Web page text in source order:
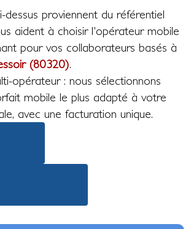
dessus proviennent du référentiel
aident à choisir l'opérateur mobile
pour vos collaborateurs basés à
(80320).
opérateur : nous sélectionnons
mobile le plus adapté à votre
avec une facturation unique.